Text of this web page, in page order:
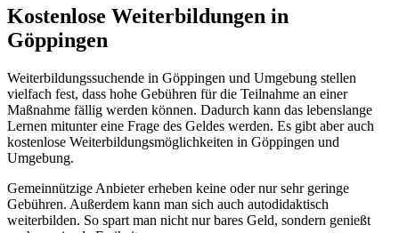
Kostenlose Weiterbildungen in
Göppingen
Weiterbildungssuchende in Göppingen und Umgebung stellen
vielfach fest, dass hohe Gebühren für die Teilnahme an einer
Maßnahme fällig werden können. Dadurch kann das lebenslange
Lernen mitunter eine Frage des Geldes werden. Es gibt aber auch
kostenlose Weiterbildungsmöglichkeiten in Göppingen und
Umgebung.
Gemeinnützige Anbieter erheben keine oder nur sehr geringe
Gebühren. Außerdem kann man sich auch autodidaktisch
weiterbilden. So spart man nicht nur bares Geld, sondern genießt